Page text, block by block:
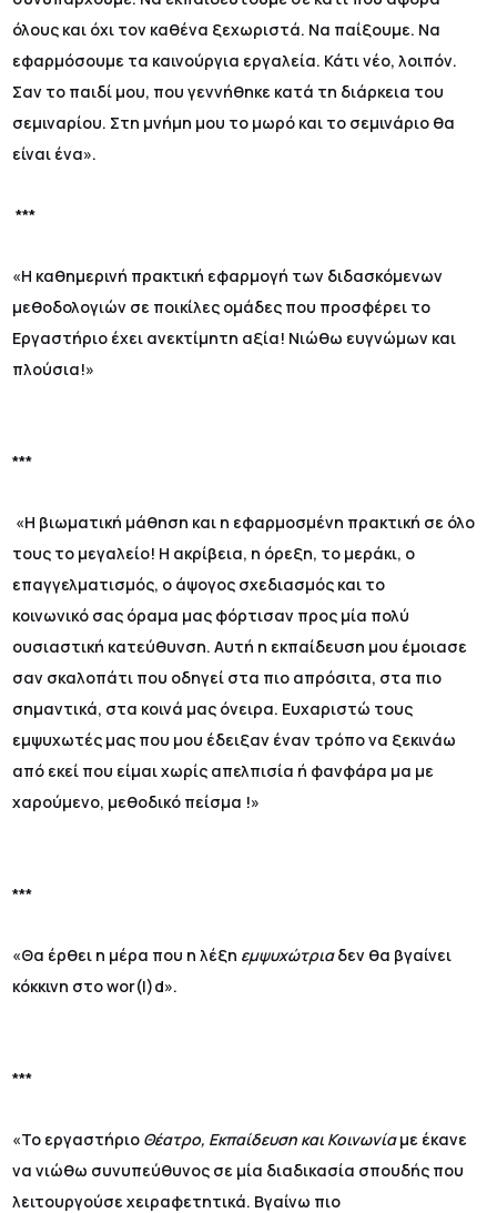
όλους και όχι τον καθένα ξεχωριστά. Να παίξουμε. Να
εφαρμόσουμε τα καινούργια εργαλεία. Κάτι νέο, λοιπόν.
Σαν το παιδί μου, που γεννήθηκε κατά τη διάρκεια του
σεμιναρίου. Στη μνήμη μου το μωρό και το σεμινάριο θα
είναι ένα».
***
«Η καθημερινή πρακτική εφαρμογή των διδασκόμενων
μεθοδολογιών σε ποικίλες ομάδες που προσφέρει το
Εργαστήριο έχει ανεκτίμητη αξία! Νιώθω ευγνώμων και
πλούσια!»
***
«Η βιωματική μάθηση και η εφαρμοσμένη πρακτική σε όλο
τους το μεγαλείο! Η ακρίβεια, η όρεξη, το μεράκι, ο
επαγγελματισμός, ο άψογος σχεδιασμός και το
κοινωνικό σας όραμα μας φόρτισαν προς μία πολύ
ουσιαστική κατεύθυνση. Αυτή η εκπαίδευση μου έμοιασε
σαν σκαλοπάτι που οδηγεί στα πιο απρόσιτα, στα πιο
σημαντικά, στα κοινά μας όνειρα. Ευχαριστώ τους
εμψυχωτές μας που μου έδειξαν έναν τρόπο να ξεκινάω
από εκεί που είμαι χωρίς απελπισία ή φανφάρα μα με
χαρούμενο, μεθοδικό πείσμα !»
***
«Θα έρθει η μέρα που η λέξη εμψυχώτριαδεν θα βγαίνει
κόκκινη στο wor(l)d».
***
«Το εργαστήριο Θέατρο, Εκπαίδευση και Κοινωνίαμε έκανε
να νιώθω συνυπεύθυνος σε μία διαδικασία σπουδής που
λειτουργούσε χειραφετητικά. Βγαίνω πιο